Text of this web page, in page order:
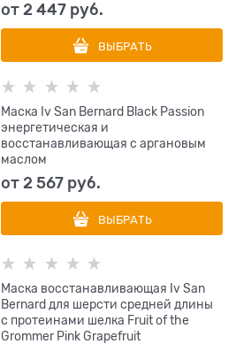
от2 447 руб.
ВЫБРАТЬ
Маска Iv San Bernard Black Passion
энергетическая и
восстанавливающая с аргановым
маслом
от2 567 руб.
ВЫБРАТЬ
Маска восстанавливающая Iv San
Bernard для шерсти средней длины
с протеинами шелка Fruit of the
Grommer Pink Grapefruit